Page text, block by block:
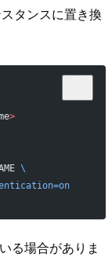
タンスに置き換
>
\
る場合がありま